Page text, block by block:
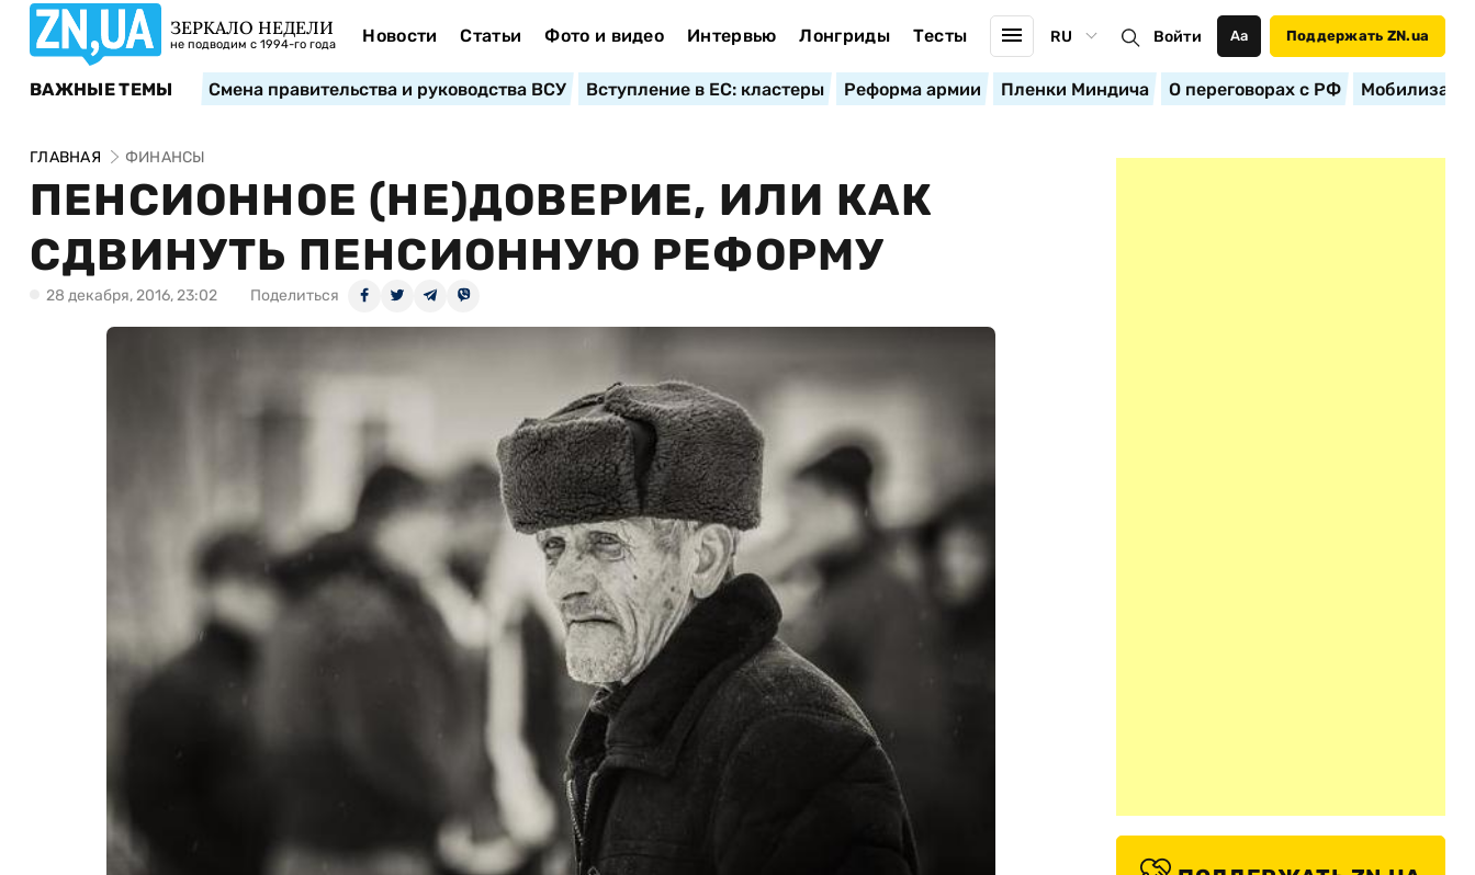
ЗЕРКАЛО НЕДЕЛИ
не подводим с 1994-го года Новости Статьи Фото и видео Интервью Лонгриды Тесты RU Войти Аа Поддержать ZN.ua
ВАЖНЫЕ ТЕМЫ Смена правительства и руководства ВСУ Вступление в ЕС: кластеры Реформа армии Пленки Миндича О переговорах с РФ
ГЛАВНАЯ ФИНАНСЫ
ПЕНСИОННОЕ (НЕ)ДОВЕРИЕ, ИЛИ КАК
СДВИНУТЬ ПЕНСИОННУЮ РЕФОРМУ
28 декабря, 2016, 23:02 Поделиться